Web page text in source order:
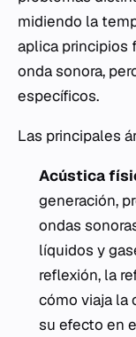
midiendo la
aplica principios
onda sonora,
específicos.
Las principales
Acústica
generación,
ondas
líquidos y
reflexión, la
cómo viaja la
su efecto en